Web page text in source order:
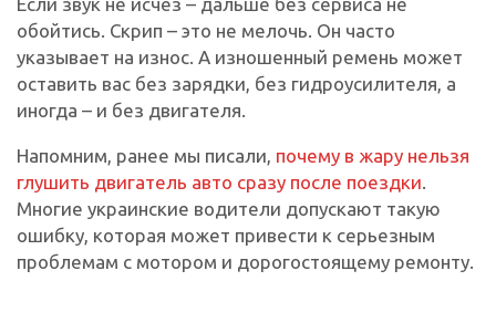
обойтись. Скрип – это не мелочь. Он часто
указывает на износ. А изношенный ремень может
оставить вас без зарядки, без гидроусилителя, а
иногда – и без двигателя.
Напомним, ранее мы писали, почему в жару нельзя
глушить двигатель авто сразу после поездки.
Многие украинские водители допускают такую
ошибку, которая может привести к серьезным
проблемам с мотором и дорогостоящему ремонту.